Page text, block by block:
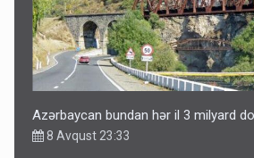
Azərbaycan bundan hər il 3 milyard
8 Avqust 23:33